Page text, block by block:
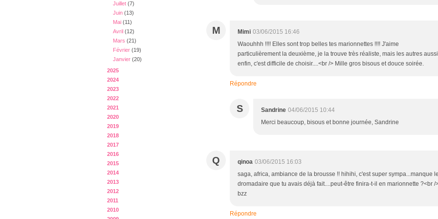
Juillet (7)
Juin (13)
Mai (11)
Avril (12)
Mars (21)
Février (19)
Janvier (20)
2025
2024
2023
2022
2021
2020
2019
2018
2017
2016
2015
2014
2013
2012
2011
2010
M Mimi 03/06/2015 16:46
Waouhhh !!!! Elles sont trop belles tes marionnettes !!!! J'aime
particulièrement la deuxième, je la trouve très réaliste, mais les autres aussi,
enfin, c'est difficile de choisir....<br /> Mille gros bisous et douce soirée.
Répondre
S Sandrine 04/06/2015 10:44
Merci beaucoup, bisous et bonne journée, Sandrine
Q qinoa 03/06/2015 16:03
saga, africa, ambiance de la brousse !! hihihi, c'est super sympa...manque le
dromadaire que tu avais déjà fait....peut-être finira-t-il en marionnette ?<br /
bzz
Répondre